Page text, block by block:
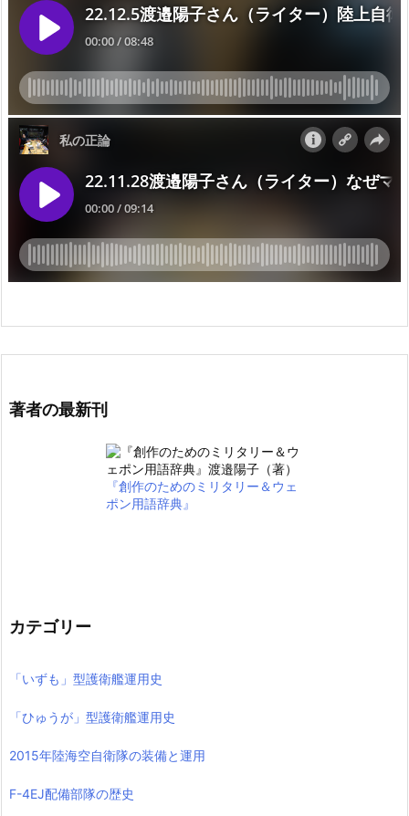
著者の最新刊
『創作のためのミリタリー＆ウェ
ポン用語辞典』
カテゴリー
「いずも」型護衛艦運用史
「ひゅうが」型護衛艦運用史
2015年陸海空自衛隊の装備と運用
F-4EJ配備部隊の歴史